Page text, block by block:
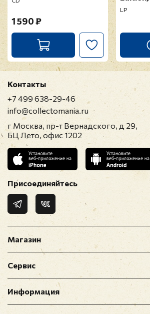
1 590 ₽
LP
Магазин
Сервис
Информация
Контакты
+7 499 638-29-46
info@collectomania.ru
г Москва, пр-т Вернадского, д 29,
БЦ Лето, офис 1202
Присоединяйтесь